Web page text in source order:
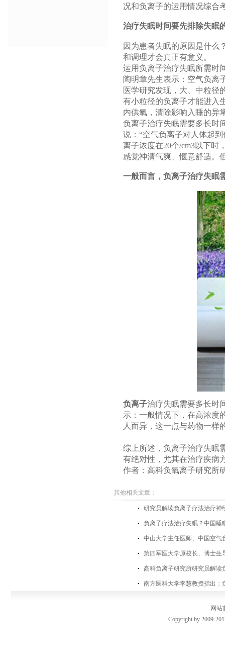
况和负离子的运用情况综合
治疗失眠时间要先排除失眠
因为患者失眠的原因是什么
和调理才会真正有意义。
运用负离子治疗失眠所需时
陶明章先生表示：空气负离
医学研究发现，大、中粒径
有小粒径的负离子才能进入
内供氧，清除影响入睡的异
负离子治疗失眠需要多长时
说：“空气负离子对人体起
离子浓度在20个/cm3以下时
感觉神清气爽、惬意舒适。
一般而言，负离子治疗失眠
负离子治疗失眠需要多长时
示：一般情况下，在高浓度
人而异，这一点与药物一样
综上所述，负离子治疗失眠
有绝对性，尤其在治疗疾病
作者：高科负氧离子研究所
其他相关文章：
研究员解读负离子疗法治疗神
负离子疗法治疗失眠？中国睡
中山大学主任医师、中国空气
第四军医大学原校长、博士生
高科负离子研究所研究员解读
南方医科大学李慧教授指出：
网站
Copyright by 2009-